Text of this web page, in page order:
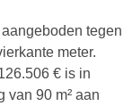
tegen
meter.
€ is in
van 90 m² aan